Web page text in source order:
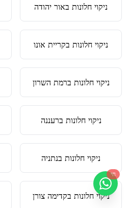
ניקוי חלונות באור יהודה
ניקוי חלונות בקריית אונו
ניקוי חלונות ברמת השרון
ניקוי חלונות ברעננה
ניקוי חלונות בנתניה
ניקוי חלונות בקדימה צורן
חי